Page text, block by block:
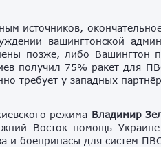
источников,
вашингтонской
позже, либо Вашингтон
получил 75% ракет для
требует у западных
режима Владимир
Восток помощь
и боеприпасы для систем